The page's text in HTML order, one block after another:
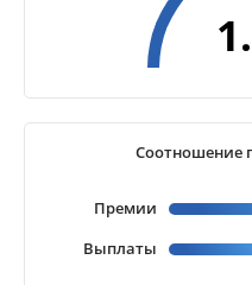
Соотношение
Премии
Выплаты